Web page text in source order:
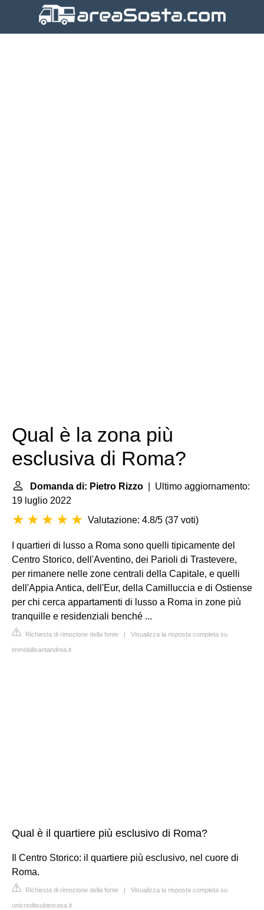
Qual è la zona più
esclusiva di Roma?
Domanda di: Pietro Rizzo | Ultimo aggiornamento:
19 luglio 2022
Valutazione: 4.8/5 (37 voti)
I quartieri di lusso a Roma sono quelli tipicamente del
Centro Storico, dell'Aventino, dei Parioli di Trastevere,
per rimanere nelle zone centrali della Capitale, e quelli
dell'Appia Antica, dell'Eur, della Camilluccia e di Ostiense
per chi cerca appartamenti di lusso a Roma in zone più
tranquille e residenziali benché ...
Richiesta di rimozione della fonte | Visualizza la risposta completa su
immobilisantandrea.it
Qual è il quartiere più esclusivo di Roma?
Il Centro Storico: il quartiere più esclusivo, nel cuore di
Roma.
Richiesta di rimozione della fonte | Visualizza la risposta completa su
unicreditsubitocasa.it